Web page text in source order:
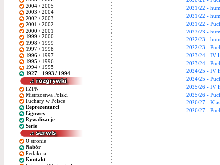
2004 / 2005
2003 / 2004
2002 / 2003
2001 / 2002
2000 / 2001
1999 / 2000
1998 / 1999
1997 / 1998
1996 / 1997
1995 / 1996
1994 / 1995
1927 - 1993 / 1994
PZPN
Mistrzostwa Polski
Puchary w Polsce
Reprezentanci
Ligowcy
Rywalizacje
Serie
O stronie
Nabór
Redakcja
Kontakt
2021/22 -
2021/22 -
2021/22 -
2022/23 -
2022/23 -
2022/23 -
2023/24 - IV
2023/24 -
2024/25 - IV
2024/25 -
2025/26 - IV
2025/26 -
2026/27 -
2026/27 -